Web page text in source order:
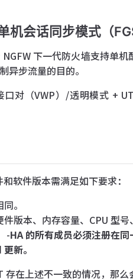
机会话同步模式（
下一代防火墙支持单
异步流量的目的。
口对（VWP）/透明模式 +
软件版本需满足如下要求：
。
版本、内存容量、CPU 型号
-HA 的所有成员必须注册在
新。
存在上述不一致的情况，那么